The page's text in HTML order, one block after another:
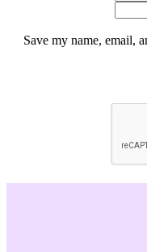
Save my name, email,